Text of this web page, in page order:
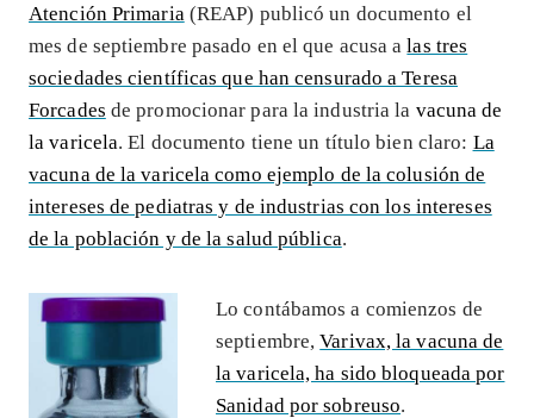
Atención Primaria (REAP) publicó un documento el
mes de septiembre pasado en el que acusa alas tres
sociedades científicas que han censurado a Teresa
Forcades de promocionar para la industria la vacuna de
la varicela. El documento tiene un título bien claro: La
vacuna de la varicela como ejemplo de la colusión de
intereses de pediatras y de industrias con los intereses
de la población y de la salud pública.
Lo contábamos a comienzos de
septiembre,Varivax, la vacuna de
la varicela, ha sido bloqueada por
Sanidad por sobreuso.